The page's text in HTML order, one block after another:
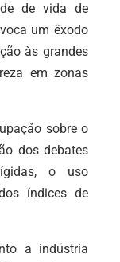
de vida de
um êxodo
às grandes
em zonas
sobre o
dos debates
o uso
índices de
a indústria